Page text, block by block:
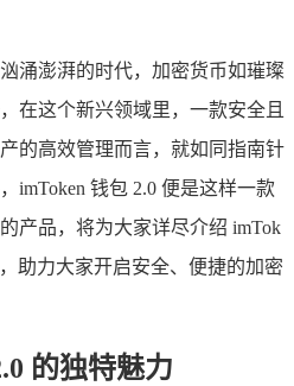
涌澎湃的时代，加密货币如璀璨
在这个新兴领域里，一款安全且
的高效管理而言，就如同指南针
imToken 钱包 2.0 便是这样一款
产品，将为大家详尽介绍 imTok
助力大家开启安全、便捷的加密
的独特魅力